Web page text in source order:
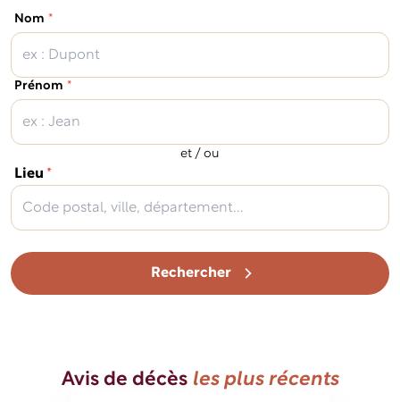
Nom *(obligatoire)
Prénom *(obligatoire)
et / ou
Lieu *(obligatoire)
Rechercher
Avis de décès les plus récents